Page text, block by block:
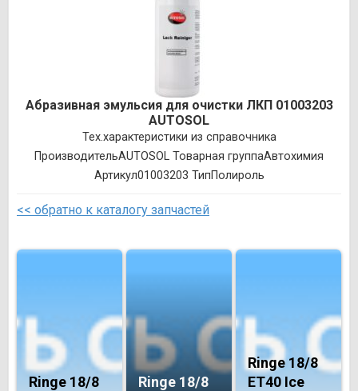
Абразивная эмульсия для очистки ЛКП 01003203
AUTOSOL
Тех.характеристики из справочника
ПроизводительAUTOSOL Товарная группаАвтохимия
Артикул01003203 ТипПолироль
<< обратно к каталогу запчастей
Ringe 18/8
Ringe 18/8
Ringe 18/8
ET40 Ice